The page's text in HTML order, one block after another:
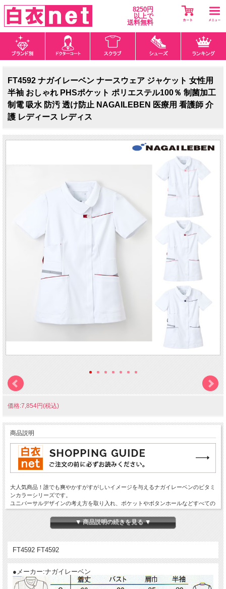
8250円
以上で
送料無料
FT4592 ナガイレーベン ナースウェア ジャケット 女性用
半袖 おしゃれ PHSポケット ポリエステル100％ 制菌加工
制電 吸水 防汚 透け防止 NAGAILEBEN 医療用 看護師 介
護 レディース レディス
価格:7,854円(税込)
商品説明
大人気商品！誰でも爽やかすがすがしいイメージを与えるナガイレーベンのビタミ
ンカラーシリーズです。
ユニバーサルデザインの考え方を取り入れ、ポケットやボタンホールなどすべての
機能をカラーで分かりやすくしています。
素材は伸縮性抜群で運動性にも優れています。 制菌加工、制電、吸水、防汚、透
け防止効果があります。制電糸入りのポリエステル100％素材です。
▼ 商品説明の続きを見る ▼
FT4592 FT4592
●メーカー:ナガイレーベン